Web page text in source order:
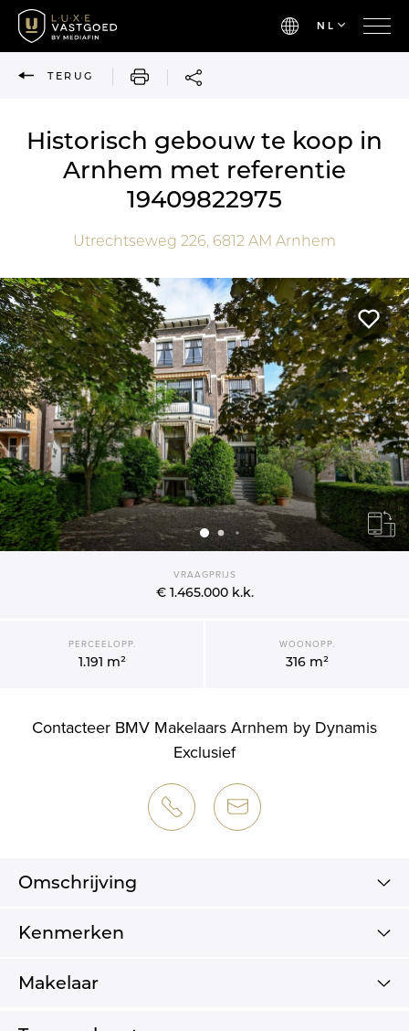
NL
TERUG AFDRUKKEN
Historisch gebouw te koop in
Arnhem met referentie
19409822975
Utrechtseweg 226, 6812 AM Arnhem
VRAAGPRIJS
€ 1.465.000k.k.
PERCEELOPP.
1.191 m²
WOONOPP.
316 m²
Contacteer BMV Makelaars Arnhem by Dynamis
Exclusief
Omschrijving
Kenmerken
Makelaar